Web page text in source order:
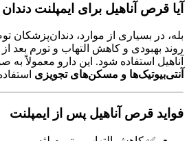
آیا قرص آناهیل برای ایمپلنت
بله، در بسیاری از موارد، دندان‌پزشکان
روند بهبودی و کاهش التهاب و تورم بعد
آناهیل استفاده شود. این دارو معمولاً
آنتی‌بیوتیک‌ها و مسکن‌های تجویزی
فواید قرص آناهیل پس از ایمپلنت